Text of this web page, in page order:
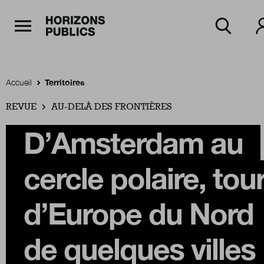
Accueil
Rubriques
Thèmes
Numéros
Accueil Territoires
REVUE AU-DELÀ DES FRONTIÈRES
D’Amsterdam au
cercle polaire,
d’Europe du Nord
de quelques villes